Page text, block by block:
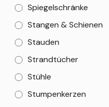
Spiegelschränke
Stangen & Schienen
Stauden
Strandtücher
Stühle
Stumpenkerzen